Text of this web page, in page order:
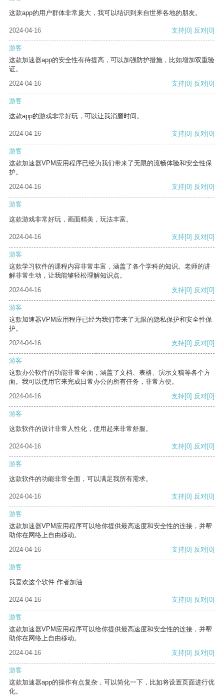
这款app的用户群体非常庞大，我可以结识到来自世界各地的朋友。
2024-04-16 支持[0] 反对[0]
游客
这款加速器app的安全性有待提高，可以加强防护措施，比如增加双重验
证。
2024-04-16
支持[0] 反对[0]
游客
这款app的游戏非常好玩，可以让我消磨时间。
2024-04-16 支持[0] 反对[0]
游客
这款加速器VPM应用程序已经为我们带来了无限的流畅体验和安全性保
护。
2024-04-16
支持[0] 反对[0]
游客
这款游戏非常好玩，画面精美，玩法丰富。
2024-04-16 支持[0] 反对[0]
游客
这款学习软件的课程内容非常丰富，涵盖了各个学科的知识。老师的讲
解非常生动，让我能够轻松理解知识点。
2024-04-16
支持[0] 反对[0]
游客
这款加速器VPM应用程序已经为我们带来了无限的隐私保护和安全性保
护。
2024-04-16
支持[0] 反对[0]
游客
这款办公软件的功能非常全面，涵盖了文档、表格、演示文稿等各个方
面。我可以使用它来完成日常办公的所有任务，非常方便。
2024-04-16
支持[0] 反对[0]
游客
这款软件的设计非常人性化，使用起来非常舒服。
2024-04-16 支持[0] 反对[0]
游客
这款软件的功能非常全面，可以满足我所有需求。
2024-04-16 支持[0] 反对[0]
游客
这款加速器VPM应用程序可以给你提供最高速度和安全性的连接，并帮
助你在网络上自由移动。
2024-04-16
支持[0] 反对[0]
游客
我喜欢这个软件 作者加油
2024-04-16 支持[0] 反对[0]
游客
这款加速器VPM应用程序可以给你提供最高速度和安全性的连接，并帮
助你在网络上自由移动。
2024-04-16
支持[0] 反对[0]
游客
这款加速器app的操作有点复杂，可以简化一下，比如将设置页面进行优
化。